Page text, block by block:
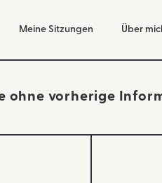
Meine Sitzungen Über
ohne vorherige